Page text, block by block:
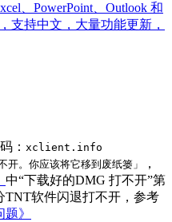
、PowerPoint、Outlook 和
支持中文，大量功能更新，
： xclient.info
。你应该将它移到废纸篓」
，
中“下载好的DMG 打不开”第
TNT软件闪退打不开，参考
》